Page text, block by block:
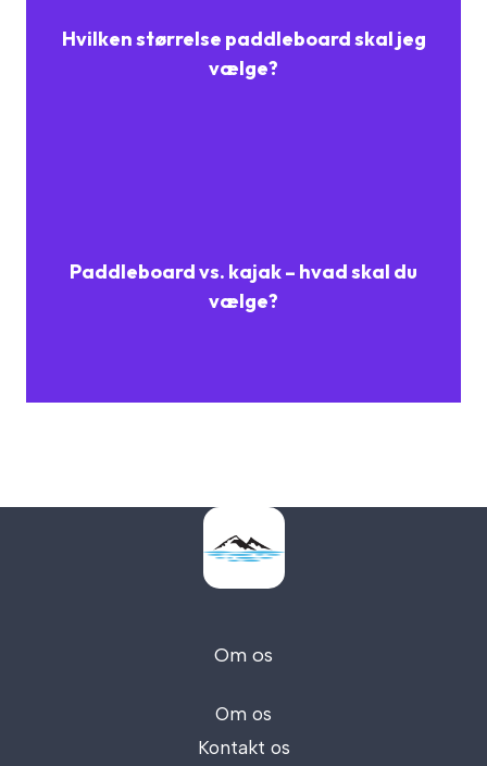
Hvilken størrelse paddleboard skal jeg
vælge?
Paddleboard vs. kajak – hvad skal du
vælge?
Om os
Om os
Kontakt os